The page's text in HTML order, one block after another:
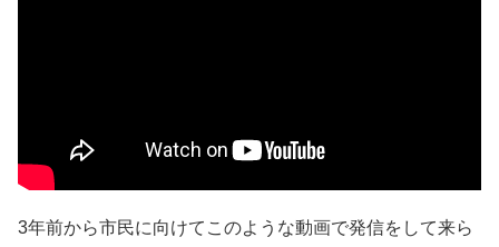
3年前から市民に向けてこのような動画で発信をして来ら